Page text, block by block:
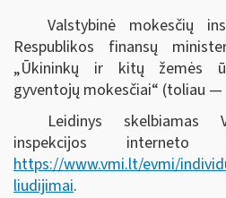
Valstybinė mokesčių
Respublikos finansų
„Ūkininkų ir kitų žemės
gyventojų mokesčiai“ (toliau —
Leidinys skelbiamas
inspekcijos interneto
https://www.vmi.lt/evmi/
liudijimai.